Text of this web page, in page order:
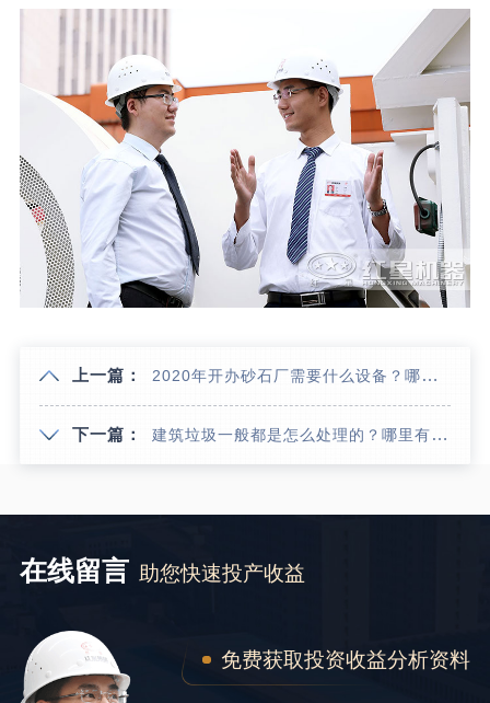
上一篇： 2020年开办砂石厂需要什么设备？哪里好审批
下一篇： 建筑垃圾一般都是怎么处理的？哪里有小型履带式建筑垃圾破碎站
在线留言 助您快速投产收益
免费获取投资收益分析资料